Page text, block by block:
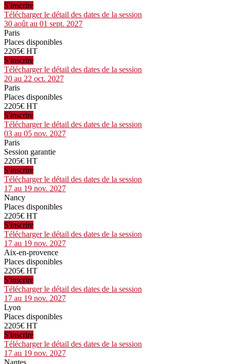
S'inscrire
Télécharger le détail des dates de la session
30 août au 01 sept. 2027
Paris
Places disponibles
2205€ HT
S'inscrire
Télécharger le détail des dates de la session
20 au 22 oct. 2027
Paris
Places disponibles
2205€ HT
S'inscrire
Télécharger le détail des dates de la session
03 au 05 nov. 2027
Paris
Session garantie
2205€ HT
S'inscrire
Télécharger le détail des dates de la session
17 au 19 nov. 2027
Nancy
Places disponibles
2205€ HT
S'inscrire
Télécharger le détail des dates de la session
17 au 19 nov. 2027
Aix-en-provence
Places disponibles
2205€ HT
S'inscrire
Télécharger le détail des dates de la session
17 au 19 nov. 2027
Lyon
Places disponibles
2205€ HT
S'inscrire
Télécharger le détail des dates de la session
17 au 19 nov. 2027